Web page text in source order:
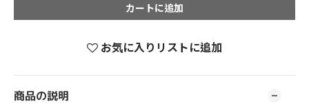
カートに追加
お気に入りリストに追加
商品の説明